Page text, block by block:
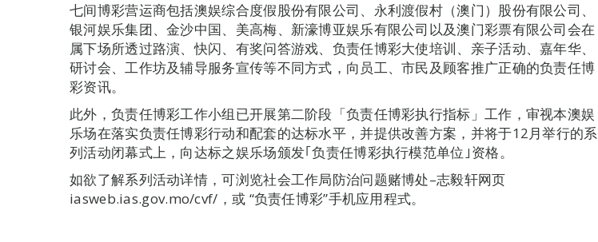
七间博彩营运商包括澳娱综合度假股份有限公司、永利渡假村（澳门）股份有限公司、
银河娱乐集团、金沙中国、美高梅、新濠博亚娱乐有限公司以及澳门彩票有限公司会在
属下场所透过路演、快闪、有奖问答游戏、负责任博彩大使培训、亲子活动、嘉年华、
研讨会、工作坊及辅导服务宣传等不同方式，向员工、市民及顾客推广正确的负责任博
彩资讯。
此外，负责任博彩工作小组已开展第二阶段「负责任博彩执行指标」工作，审视本澳娱
乐场在落实负责任博彩行动和配套的达标水平，并提供改善方案，并将于12月举行的系
列活动闭幕式上，向达标之娱乐场颁发｢负责任博彩执行模范单位｣资格。
如欲了解系列活动详情，可浏览社会工作局防治问题赌博处–志毅轩网页
iasweb.ias.gov.mo/cvf/，或 “负责任博彩”手机应用程式。